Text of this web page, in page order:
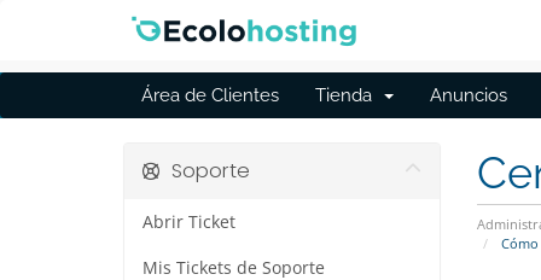
Área de Clientes Tienda Anuncios
Soporte
Mis Tickets de Soporte
Abrir Ticket